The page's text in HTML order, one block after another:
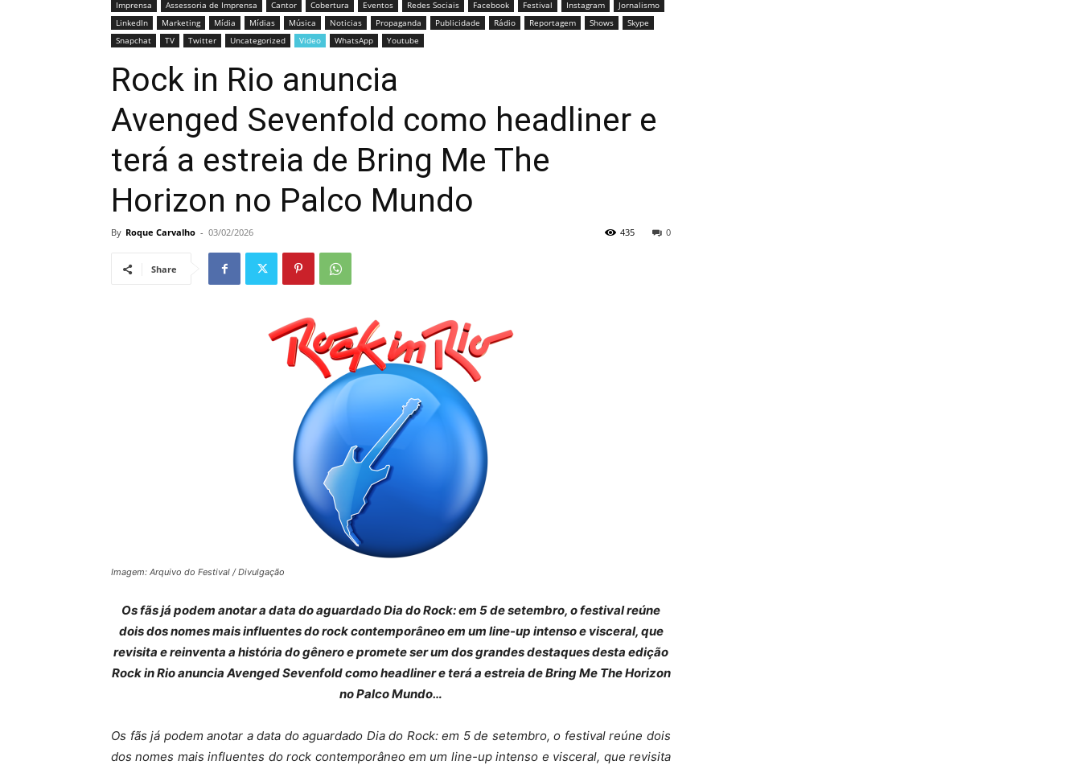
Imprensa Assessoria de Imprensa Cantor Cobertura Eventos Redes Sociais Facebook Festival Instagram
Jornalismo
LinkedIn
Marketing Mídia Mídias Música Noticias Propaganda Publicidade Rádio Reportagem Shows
Skype
Snapchat
TV Twitter Uncategorized Video WhatsApp Youtube
Rock in Rio anuncia
Avenged Sevenfold como headliner e
terá a estreia de Bring Me The
Horizon no Palco Mundo
By Roque Carvalho - 03/02/2026 0
435
Share
Imagem: Arquivo do Festival / Divulgação
Os fãs já podem anotar a data do aguardado Dia do Rock: em 5 de setembro, o festival reúne
dois dos nomes mais influentes do rock contemporâneo em um line-up intenso e visceral, que
revisita e reinventa a história do gênero e promete ser um dos grandes destaques desta edição
Rock in Rio anuncia Avenged Sevenfold como headliner e terá a estreia de Bring Me The Horizon
no Palco Mundo…
Os fãs já podem anotar a data do aguardado Dia do Rock: em 5 de setembro, o festival reúne dois
dos nomes mais influentes do rock contemporâneo em um line-up intenso e visceral, que revisita